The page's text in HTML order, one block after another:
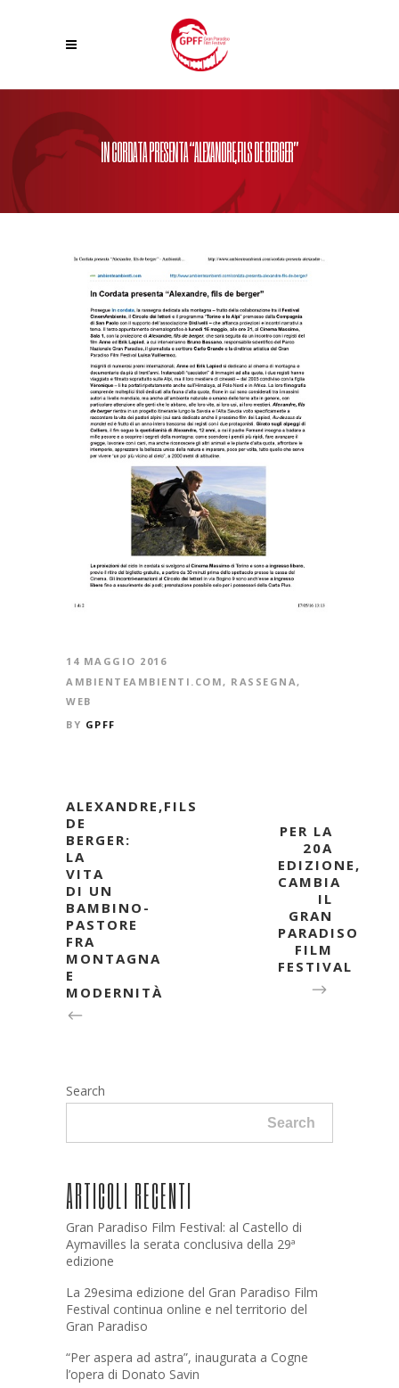
IN CORDATA PRESENTA “ALEXANDRE,FILS DE BERGER”
14 MAGGIO 2016
AMBIENTEAMBIENTI.COM, RASSEGNA,
WEB
BY GPFF
ALEXANDRE,FILS
DE
BERGER:
LA
VITA
DI UN
BAMBINO-
PASTORE
FRA
MONTAGNA
E
MODERNITÀ
PER LA
20A
EDIZIONE,
CAMBIA
IL
GRAN
PARADISO
FILM
FESTIVAL
Search
Search
ARTICOLI RECENTI
Gran Paradiso Film Festival: al Castello di
Aymavilles la serata conclusiva della 29ª
edizione
La 29esima edizione del Gran Paradiso Film
Festival continua online e nel territorio del
Gran Paradiso
“Per aspera ad astra”, inaugurata a Cogne
l’opera di Donato Savin